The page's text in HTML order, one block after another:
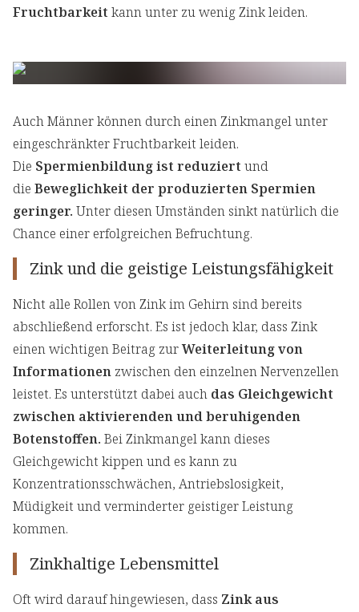
Fruchtbarkeit kann unter zu wenig Zink leiden.
Auch Männer können durch einen Zinkmangel unter
eingeschränkter Fruchtbarkeit leiden.
Die Spermienbildung ist reduziert und
die Beweglichkeit der produzierten Spermien
geringer. Unter diesen Umständen sinkt natürlich die
Chance einer erfolgreichen Befruchtung.
Zink und die geistige Leistungsfähigkeit
Nicht alle Rollen von Zink im Gehirn sind bereits
abschließend erforscht. Es ist jedoch klar, dass Zink
einen wichtigen Beitrag zurWeiterleitung von
Informationen zwischen den einzelnen Nervenzellen
leistet. Es unterstützt dabei auch das Gleichgewicht
zwischen aktivierenden und beruhigenden
Botenstoffen. Bei Zinkmangel kann dieses
Gleichgewicht kippen und es kann zu
Konzentrationsschwächen, Antriebslosigkeit,
Müdigkeit und verminderter geistiger Leistung
kommen.
Zinkhaltige Lebensmittel
Oft wird darauf hingewiesen, dass Zink aus